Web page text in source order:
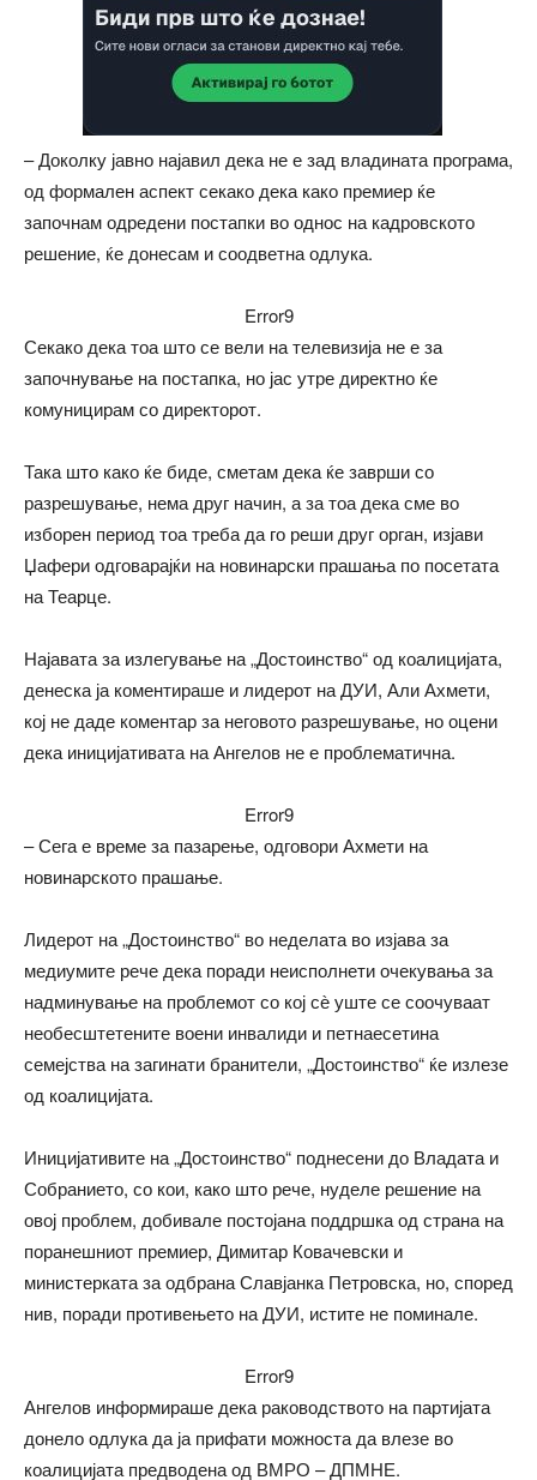
– Доколку јавно најавил дека не е зад владината програма,
од формален аспект секако дека како премиер ќе
започнам одредени постапки во однос на кадровското
решение, ќе донесам и соодветна одлука.
Error9
Секако дека тоа што се вели на телевизија не е за
започнување на постапка, но јас утре директно ќе
комуницирам со директорот.
Така што како ќе биде, сметам дека ќе заврши со
разрешување, нема друг начин, а за тоа дека сме во
изборен период тоа треба да го реши друг орган, изјави
Џафери одговарајќи на новинарски прашања по посетата
на Теарце.
Најавата за излегување на „Достоинство“ од коалицијата,
денеска ја коментираше и лидерот на ДУИ, Али Ахмети,
кој не даде коментар за неговото разрешување, но оцени
дека иницијативата на Ангелов не е проблематична.
Error9
– Сега е време за пазарење, одговори Ахмети на
новинарското прашање.
Лидерот на „Достоинство“ во неделата во изјава за
медиумите рече дека поради неисполнети очекувања за
надминување на проблемот со кој сѐ уште се соочуваат
необесштетените воени инвалиди и петнаесетина
семејства на загинати бранители, „Достоинство“ ќе излезе
од коалицијата.
Иницијативите на „Достоинство“ поднесени до Владата и
Собранието, со кои, како што рече, нуделе решение на
овој проблем, добивале постојана поддршка од страна на
поранешниот премиер, Димитар Ковачевски и
министерката за одбрана Славјанка Петровска, но, според
нив, поради противењето на ДУИ, истите не поминале.
Error9
Ангелов информираше дека раководството на партијата
донело одлука да ја прифати можноста да влезе во
коалицијата предводена од ВМРО – ДПМНЕ.